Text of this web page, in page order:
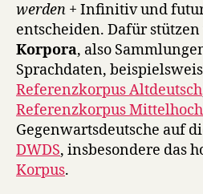
werden + Infinitiv und
entscheiden. Dafür
Korpora, also
Sprachdaten,
Referenzkorpus Altdeutsch
Referenzkorpus
Gegenwartsdeutsche auf
DWDS, insbesondere das
Korpus.